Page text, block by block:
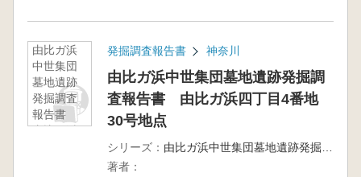
由比ガ浜
中世集団
墓地遺跡
発掘調査
報告書
由比ガ浜
発掘調査報告書 神奈川
由比ガ浜中世集団墓地遺跡発掘調
査報告書 由比ガ浜四丁目4番地
30号地点
シリーズ：
著者：